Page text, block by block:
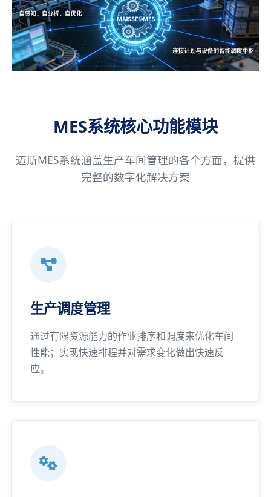
MES系统核心功能模块
迈斯MES系统涵盖生产车间管理的各个方面，提供
完整的数字化解决方案
生产调度管理
通过有限资源能力的作业排序和调度来优化车间
性能；实现快速排程并对需求变化做出快速反
应。